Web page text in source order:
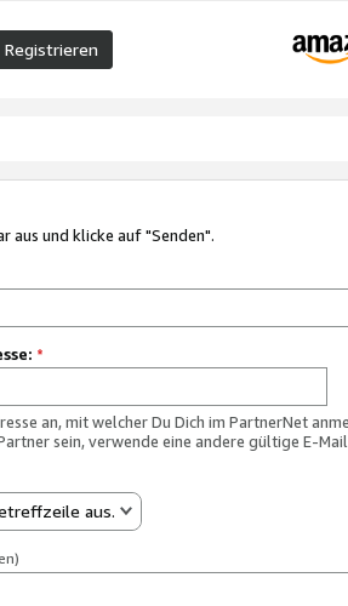
Registrieren
aus und klicke auf "Senden".
*
an, mit welcher Du Dich im PartnerNet
sein, verwende eine andere gültige E-
aus.